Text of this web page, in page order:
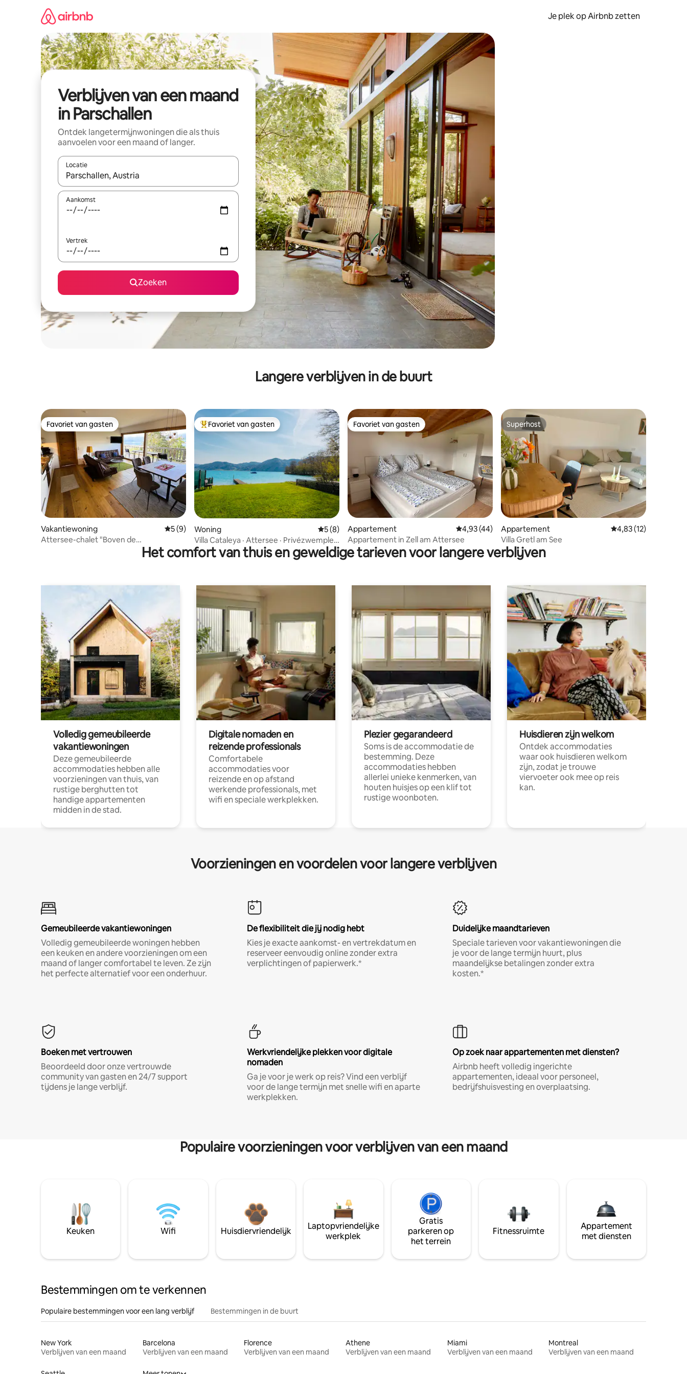
Je plek op Airbnb zetten
Verblijven van een maand
in Parschallen
Ontdek langetermijnwoningen die als thuis
aanvoelen voor een maand of langer.
Locatie
Wanneer er resultaten beschikbaar zijn, maak je een keuze met je de pijltjestoetsen omhoog en omlaag, óf door te tikken of swipen.
Aankomst
Vertrek
Zoeken
Langere verblijven in de buurt
Favoriet van gasten
Favoriet van gasten
Vakantiewoning Gemiddelde beoordeling van 5 op 5, 9 recensies
5 (9)
Attersee-chalet "Boven de
Topfavoriet van gasten
Favoriet van gasten
Woning Gemiddelde beoordeling van 5 op 5, 8 recensies
5 (8)
Villa Cataleya · Attersee · Privézwemplek
•8
Favoriet van gasten
Favoriet van gasten
Appartement Gemiddelde beoordeling van 4,93 op 5, 44 recensies
4,93 (44)
Appartement in Zell am Attersee
Superhost
Superhost
Appartement Gemiddelde
4,83 (12)
Villa Gretl am See
Het comfort van thuis en geweldige tarieven voor langere verblijven
Volledig gemeubileerde
vakantiewoningen
Deze gemeubileerde
accommodaties hebben alle
voorzieningen van thuis, van
rustige berghutten tot
handige appartementen
midden in de stad.
Digitale nomaden en
reizende professionals
Comfortabele
accommodaties voor
reizende en op afstand
werkende professionals, met
wifi en speciale werkplekken.
Plezier gegarandeerd
Soms is de accommodatie de
bestemming. Deze
accommodaties hebben
allerlei unieke kenmerken, van
houten huisjes op een klif tot
rustige woonboten.
Huisdieren zijn welkom
Ontdek accommodaties
waar ook huisdieren welkom
zijn, zodat je trouwe
viervoeter ook mee op reis
kan.
Voorzieningen en voordelen voor langere verblijven
Gemeubileerde vakantiewoningen
Volledig gemeubileerde woningen hebben
een keuken en andere voorzieningen om een
maand of langer comfortabel te leven. Ze zijn
het perfecte alternatief voor een onderhuur.
De flexibiliteit die jij nodig hebt
Kies je exacte aankomst- en vertrekdatum en
reserveer eenvoudig online zonder extra
verplichtingen of papierwerk.*
Duidelijke maandtarieven
Speciale tarieven voor vakantiewoningen die
je voor de lange termijn huurt, plus
maandelijkse betalingen zonder extra
kosten.*
Boeken met vertrouwen
Beoordeeld door onze vertrouwde
community van gasten en 24/7 support
tijdens je lange verblijf.
Werkvriendelijke plekken voor digitale
nomaden
Ga je voor je werk op reis? Vind een verblijf
voor de lange termijn met snelle wifi en aparte
werkplekken.
Op zoek naar appartementen met diensten?
Airbnb heeft volledig ingerichte
appartementen, ideaal voor personeel,
bedrijfshuisvesting en overplaatsing.
Populaire voorzieningen voor verblijven van een maand
Keuken Wifi Huisdiervriendelijk
Laptopvriendelijke
werkplek
Gratis
parkeren op
het terrein
Fitnessruimte
Appartement
met diensten
Bestemmingen om te verkennen
Populaire bestemmingen voor een lang verblijf Bestemmingen in de buurt
New York
Verblijven van een maand
Barcelona
Verblijven van een maand
Florence
Verblijven van een maand
Athene
Verblijven van een maand
Miami
Verblijven van een maand
Montreal
Verblijven van een maand